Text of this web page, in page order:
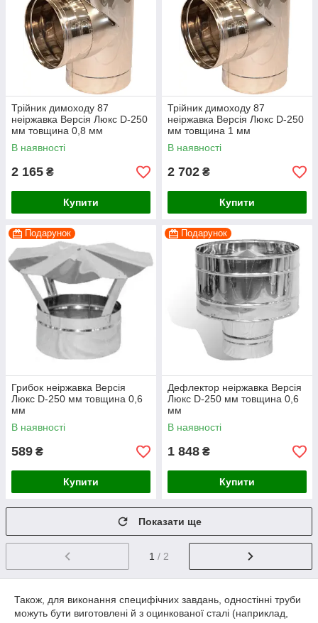
Трійник димоходу 87
неіржавка Версія Люкс D-250
мм товщина 0,8 мм
В наявності
2 165 ₴
Купити
Трійник димоходу 87
неіржавка Версія Люкс D-250
мм товщина 1 мм
В наявності
2 702 ₴
Купити
Подарунок
Грибок неіржавка Версія
Люкс D-250 мм товщина 0,6
мм
В наявності
589 ₴
Купити
Подарунок
Дефлектор неіржавка Версія
Люкс D-250 мм товщина 0,6
мм
В наявності
1 848 ₴
Купити
Показати ще
1 / 2
Також, для виконання специфічних завдань, одностінні труби
можуть бути виготовлені й з оцинкованої сталі (наприклад,